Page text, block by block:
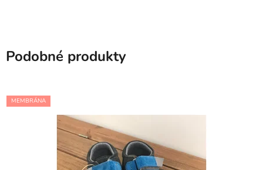
Podobné produkty
MEMBRÁNA